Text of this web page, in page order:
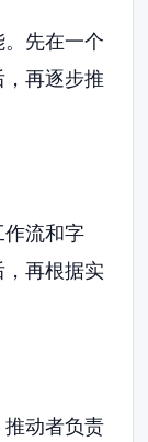
先在一个
再逐步推
作流和字
再根据实
动者负责